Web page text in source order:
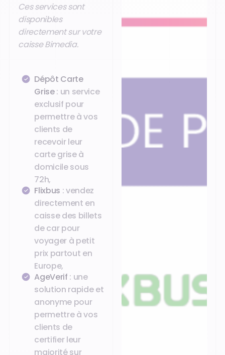
Ces services sont
disponibles
directement sur votre
caisse Bimedia.
Dépôt Carte
Grise: un service
exclusif pour
permettre à vos
clients de
recevoir leur
carte grise à
domicile sous
72h,
Flixbus : vendez
directement en
caisse des billets
de car pour
voyager à petit
prix partout en
Europe,
AgeVerif : une
solution rapide et
anonyme pour
permettre à vos
clients de
certifier leur
majorité sur